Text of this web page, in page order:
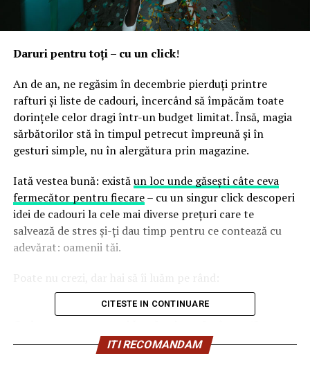
Daruri pentru toți – cu un click!
An de an, ne regăsim în decembrie pierduți printre
rafturi și liste de cadouri, încercând să împăcăm toate
dorințele celor dragi într-un budget limitat. Însă, magia
sărbătorilor stă în timpul petrecut împreună și în
gesturi simple, nu în alergătura prin magazine.
Iată vestea bună: existăun loc unde găsești câte ceva
fermecător pentru fiecare– cu un singur click descoperi
idei de cadouri la cele mai diverse prețuri care te
salvează de stres și-ți dau timp pentru ce contează cu
adevărat: oamenii tăi.
Poate nu crezi, dar hai să îi luăm pe rând:
103.00lei (luciu de buze glitter 41,99 lei, parfum Divine
Dark Velvet 84.99 lei, Ser cu 10% Niacinamidă 103.00 lei)
CITESTE IN CONTINUARE
ITI RECOMANDAM